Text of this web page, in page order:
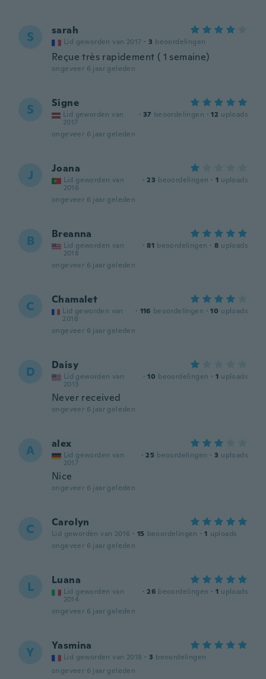
S sarah
Lid geworden van 2017 · 3 beoordelingen
Reçue très rapidement ( 1 semaine)
ongeveer 6 jaar geleden
S Signe
Lid geworden van
2017
· 37 beoordelingen · 12 uploads
ongeveer 6 jaar geleden
J Joana
Lid geworden van
2016
· 23 beoordelingen · 1 uploads
ongeveer 6 jaar geleden
B Breanna
Lid geworden van
2018
· 81 beoordelingen · 8 uploads
ongeveer 6 jaar geleden
C Chamalet
Lid geworden van
2018
· 116 beoordelingen · 10 uploads
ongeveer 6 jaar geleden
D Daisy
Lid geworden van
2013
· 10 beoordelingen · 1 uploads
Never received
ongeveer 6 jaar geleden
A alex
Lid geworden van
2017
· 25 beoordelingen · 3 uploads
Nice
ongeveer 6 jaar geleden
C Carolyn
Lid geworden van 2016 · 15 beoordelingen · 1 uploads
ongeveer 6 jaar geleden
L Luana
Lid geworden van
2014
· 26 beoordelingen · 1 uploads
ongeveer 6 jaar geleden
Y Yasmina
Lid geworden van 2018 · 3 beoordelingen
ongeveer 6 jaar geleden